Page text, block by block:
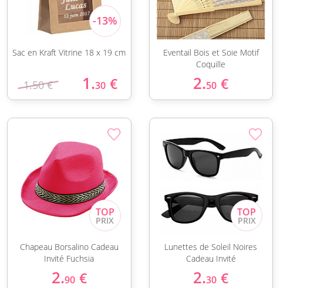
Sac en Kraft Vitrine 18 x 19 cm
1.50 € 1.30 €
Eventail Bois et Soie Motif
Coquille
2.50 €
Chapeau Borsalino Cadeau
Invité Fuchsia
2.90 €
Lunettes de Soleil Noires
Cadeau Invité
2.30 €